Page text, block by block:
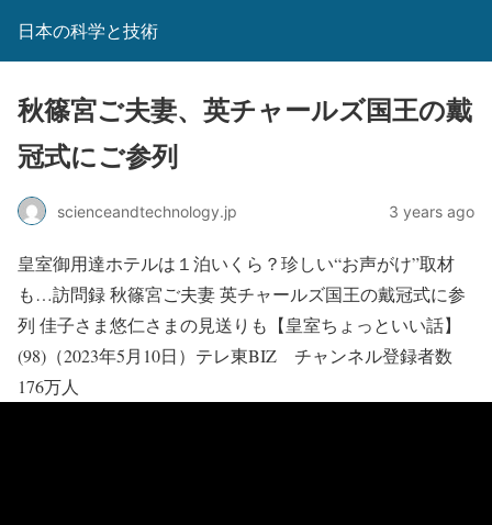
日本の科学と技術
秋篠宮ご夫妻、英チャールズ国王の戴
冠式にご参列
scienceandtechnology.jp 3 years ago
皇室御用達ホテルは１泊いくら？珍しい“お声がけ”取材
も…訪問録 秋篠宮ご夫妻 英チャールズ国王の戴冠式に参
列 佳子さま悠仁さまの見送りも【皇室ちょっといい話】
(98)（2023年5月10日）テレ東BIZ チャンネル登録者数
176万人